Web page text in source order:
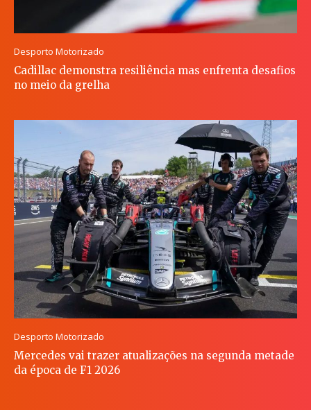
Desporto Motorizado
Cadillac demonstra resiliência mas enfrenta desafios
no meio da grelha
Desporto Motorizado
Mercedes vai trazer atualizações na segunda metade
da época de F1 2026